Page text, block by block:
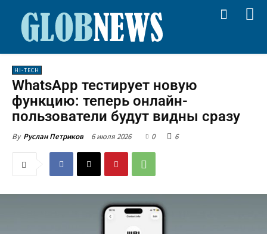
HI-TECH
WhatsApp тестирует новую
функцию: теперь онлайн-
пользователи будут видны сразу
By Руслан Петриков 6 июля 2026 0 6